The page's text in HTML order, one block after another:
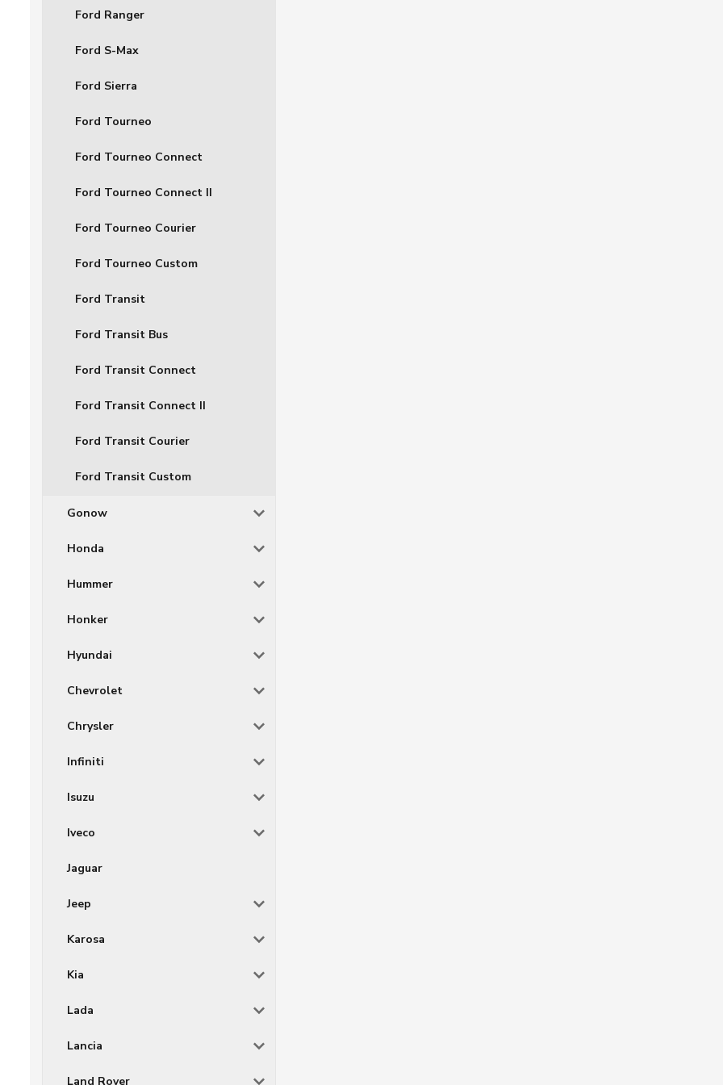
Ford Ranger
Ford S-Max
Ford Sierra
Ford Tourneo
Ford Tourneo Connect
Ford Tourneo Connect II
Ford Tourneo Courier
Ford Tourneo Custom
Ford Transit
Ford Transit Bus
Ford Transit Connect
Ford Transit Connect II
Ford Transit Courier
Ford Transit Custom
Gonow
Honda
Hummer
Honker
Hyundai
Chevrolet
Chrysler
Infiniti
Isuzu
Iveco
Jaguar
Jeep
Karosa
Kia
Lada
Lancia
Land Rover